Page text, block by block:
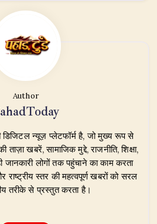
Author
न्यूज़ प्लेटफॉर्म है, जो मुख्य रूप से
ताज़ा खबरें, सामाजिक मुद्दे, राजनीति, शिक्षा,
लोगों तक पहुंचाने का काम करता
राष्ट्रीय स्तर की महत्वपूर्ण खबरों को सरल
तरीके से प्रस्तुत करता है।